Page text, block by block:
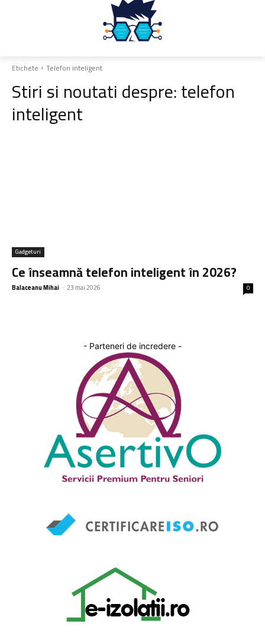
Etichete Telefon inteligent
Stiri si noutati despre:telefon
inteligent
Gadgeturi
Ce înseamnă telefon inteligent în 2026?
Balaceanu Mihai - 23 mai 2026 0
- Parteneri de incredere -